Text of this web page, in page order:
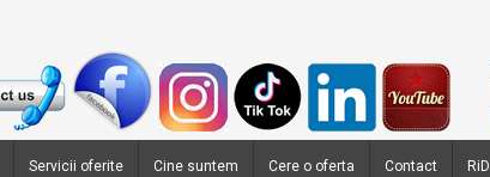
Servicii oferite Cine suntem Cere o oferta Contact RiD